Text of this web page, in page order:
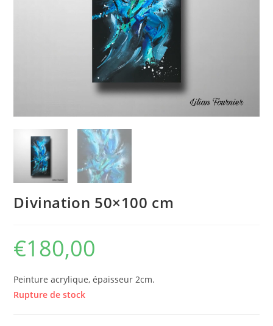
Divination 50×100 cm
€180,00
Peinture acrylique, épaisseur 2cm.
Rupture de stock